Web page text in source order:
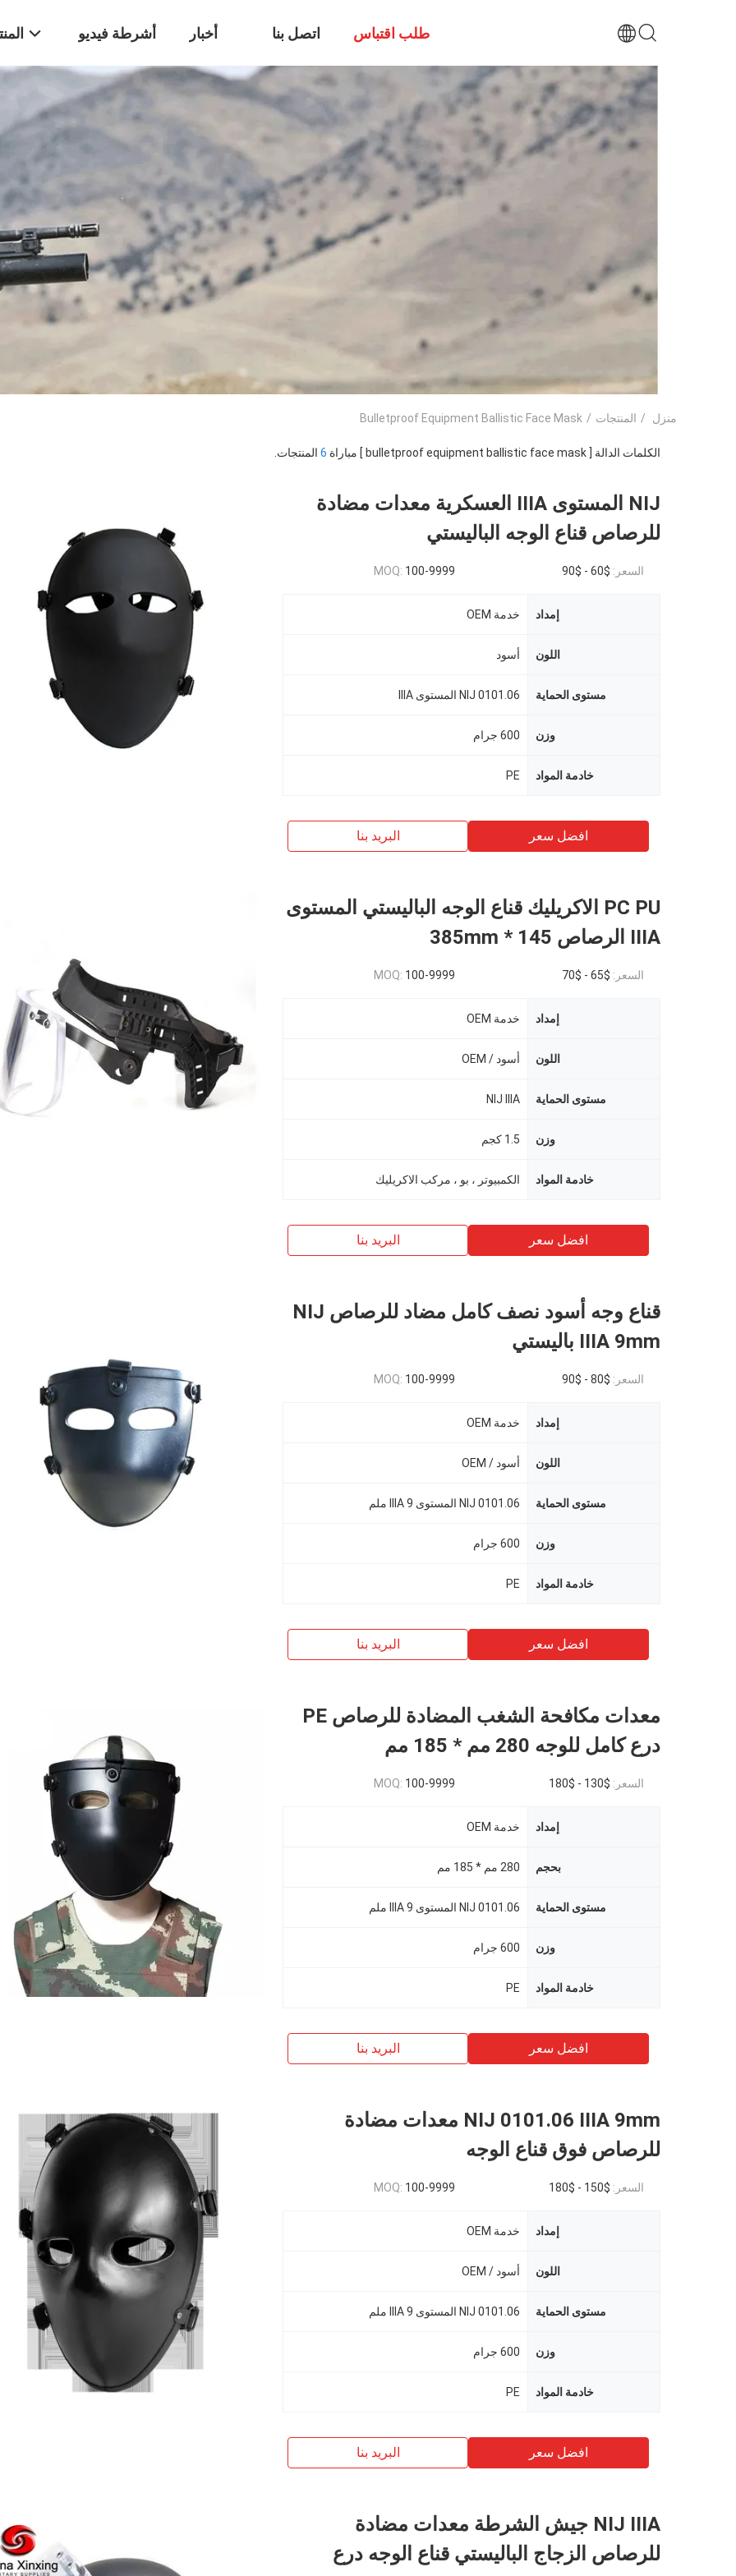
أشرطة فيديو أخبار اتصل بنا طلب اقتباس
منزل / المنتجات /
Bulletproof Equipment Ballistic Face Mask
الكلمات الدالة [ bulletproof equipment ballistic face mask ] مباراة 6 المنتجات.
NIJ المستوى IIIA العسكرية معدات مضادة
للرصاص قناع الوجه الباليستي
السعر: $60 - $90
MOQ: 100-9999
إمداد خدمة OEM
اللون أسود
مستوى الحماية NIJ 0101.06 المستوى IIIA
وزن 600 جرام
خادمة المواد PE
افضل سعر البريد بنا
PC PU الاكريليك قناع الوجه الباليستي المستوى
IIIA الرصاص 145 * 385mm
السعر: $65 - $70
MOQ: 100-9999
إمداد خدمة OEM
اللون أسود / OEM
مستوى الحماية NIJ IIIA
وزن 1.5 كجم
خادمة المواد الكمبيوتر ، بو ، مركب الاكريليك
افضل سعر البريد بنا
قناع وجه أسود نصف كامل مضاد للرصاص NIJ
IIIA 9mm باليستي
السعر: $80 - $90
MOQ: 100-9999
إمداد خدمة OEM
اللون أسود / OEM
مستوى الحماية NIJ 0101.06 المستوى IIIA 9 ملم
وزن 600 جرام
خادمة المواد PE
افضل سعر البريد بنا
معدات مكافحة الشغب المضادة للرصاص PE
درع كامل للوجه 280 مم * 185 مم
السعر: $130 - $180
MOQ: 100-9999
إمداد خدمة OEM
بحجم 280 مم * 185 مم
مستوى الحماية NIJ 0101.06 المستوى IIIA 9 ملم
وزن 600 جرام
خادمة المواد PE
افضل سعر البريد بنا
NIJ 0101.06 IIIA 9mm معدات مضادة
للرصاص فوق قناع الوجه
السعر: $150 - $180
MOQ: 100-9999
إمداد خدمة OEM
اللون أسود / OEM
مستوى الحماية NIJ 0101.06 المستوى IIIA 9 ملم
وزن 600 جرام
خادمة المواد PE
افضل سعر البريد بنا
NIJ IIIA جيش الشرطة معدات مضادة
للرصاص الزجاج الباليستي قناع الوجه درع